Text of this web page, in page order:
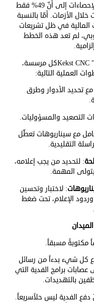
على الرغم من كل هذه المخاطر، تشير الإحصاءات إلى أنّ 49% فقط
الأزمات. أمّا بالنسبة
المالية في ظل تشريعات
لم تعد هذه الخطط
Kekst CNCكل مرسسة،
العملية التالية:
تحديد الأدوار وطرق
التصعيد والمسؤوليات.
مع سيناريوهات تعطّل
التقليدية.
: لتحديد من يجب إعلامه،
المهمة.
: لاختبار وتحسين
وردود الإعلام، تحت ضغط
مكتوبةً مسبقاً.
كل شيء بدءاً من رسائل
عصابات برامج الفدية التي
بالتهديدات.
دفع الفدية ليس حلاًسريعاً.